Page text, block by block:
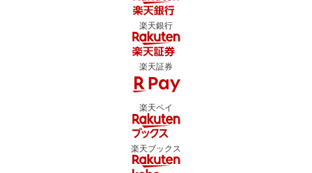
楽天銀行
楽天証券
楽天ペイ
楽天ブックス